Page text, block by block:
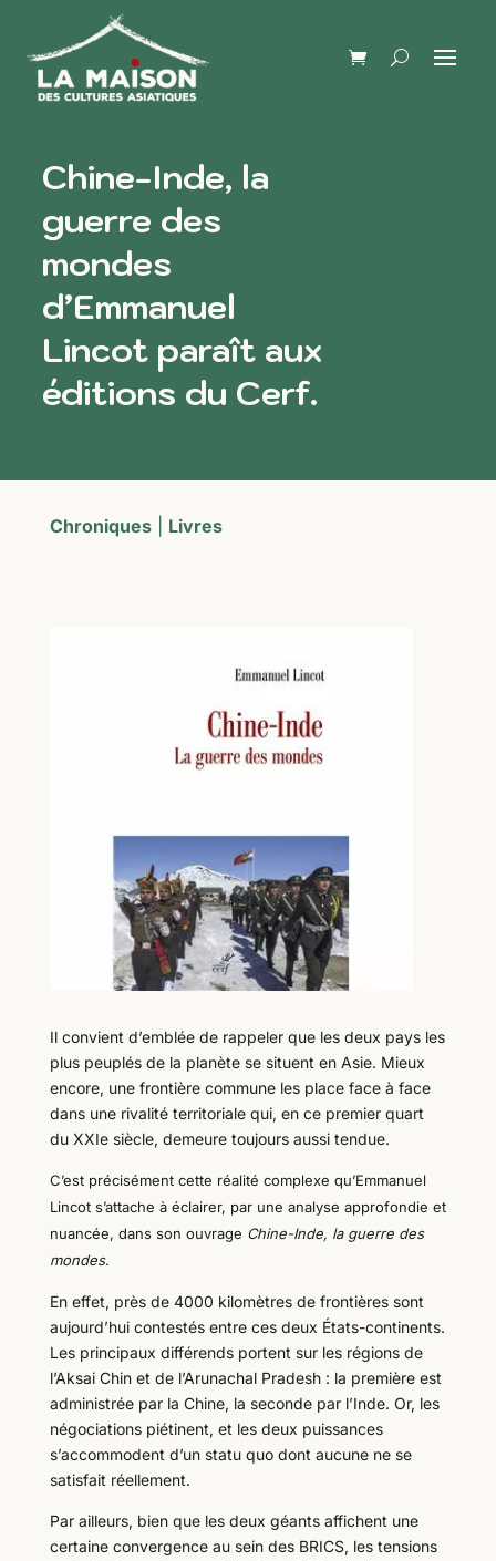
Chine-Inde, la
guerre des
mondes
d’Emmanuel
Lincot paraît aux
éditions du Cerf.
Chroniques| Livres
Il convient d’emblée de rappeler que les deux pays les
plus peuplés de la planète se situent en Asie. Mieux
encore, une frontière commune les place face à face
dans une rivalité territoriale qui, en ce premier quart
du XXIe siècle, demeure toujours aussi tendue.
C’est précisément cette réalité complexe qu’Emmanuel
Lincot s’attache à éclairer, par une analyse approfondie et
nuancée, dans son ouvrage Chine-Inde, la guerre des
mondes.
En effet, près de 4000 kilomètres de frontières sont
aujourd’hui contestés entre ces deux États-continents.
Les principaux différends portent sur les régions de
l’Aksai Chin et de l’Arunachal Pradesh : la première est
administrée par la Chine, la seconde par l’Inde. Or, les
négociations piétinent, et les deux puissances
s’accommodent d’un statu quo dont aucune ne se
satisfait réellement.
Par ailleurs, bien que les deux géants affichent une
certaine convergence au sein des BRICS, les tensions